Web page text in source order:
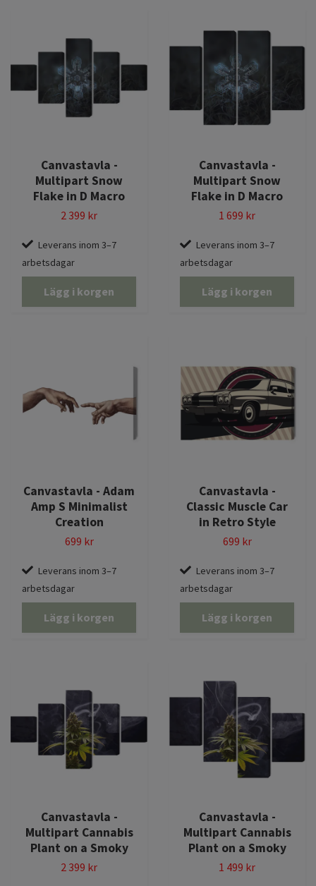
Canvastavla -
Multipart Snow
Flake in D Macro
2 399 kr
Leverans inom 3–7
arbetsdagar
Lägg i korgen
Canvastavla -
Multipart Snow
Flake in D Macro
1 699 kr
Leverans inom 3–7
arbetsdagar
Lägg i korgen
Canvastavla - Adam
Amp S Minimalist
Creation
699 kr
Leverans inom 3–7
arbetsdagar
Lägg i korgen
Canvastavla -
Classic Muscle Car
in Retro Style
699 kr
Leverans inom 3–7
arbetsdagar
Lägg i korgen
Canvastavla -
Multipart Cannabis
Plant on a Smoky
2 399 kr
Canvastavla -
Multipart Cannabis
Plant on a Smoky
1 499 kr